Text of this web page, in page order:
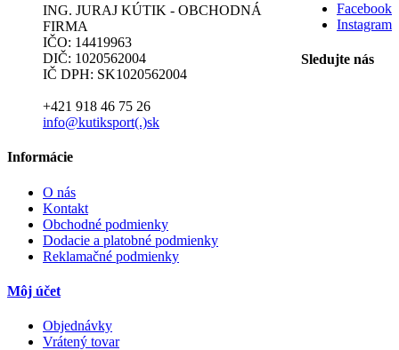
Facebook
Instagram
Sledujte nás
ING. JURAJ KÚTIK - OBCHODNÁ
FIRMA
IČO: 14419963
DIČ: 1020562004
IČ DPH: SK1020562004
+421 918 46 75 26
info@kutiksport(.)sk
Informácie
O nás
Kontakt
Obchodné podmienky
Dodacie a platobné podmienky
Reklamačné podmienky
Môj účet
Objednávky
Vrátený tovar